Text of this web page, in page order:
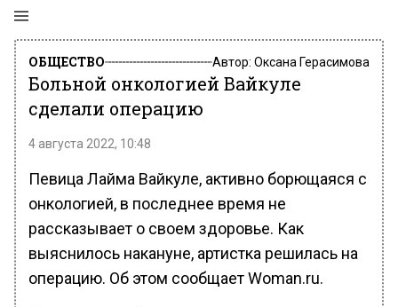
ОБЩЕСТВО Автор: Оксана Герасимова
Больной онкологией Вайкуле
сделали операцию
4 августа 2022, 10:48
Певица Лайма Вайкуле, активно борющаяся с
онкологией, в последнее время не
рассказывает о своем здоровье. Как
выяснилось накануне, артистка решилась на
операцию. Об этом сообщает Woman.ru.